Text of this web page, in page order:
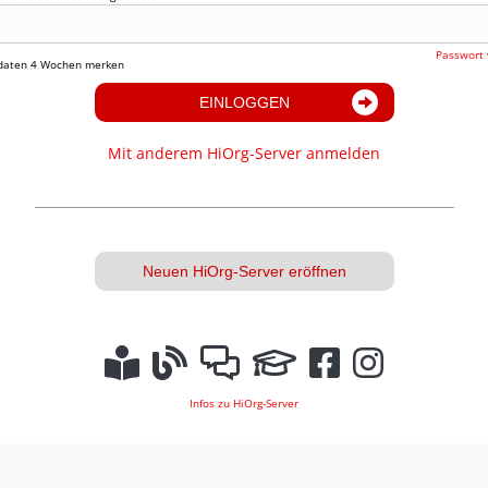
4 Wochen merken
Passwort
EINLOGGEN
Mit anderem HiOrg-Server anmelden
Neuen HiOrg-Server eröffnen
Infos zu HiOrg-Server